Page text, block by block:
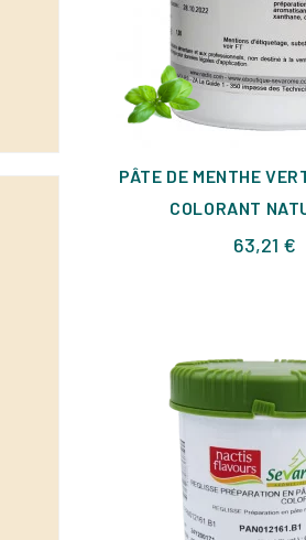
PÂTE DE MENTHE
COLORANT
63,21 €